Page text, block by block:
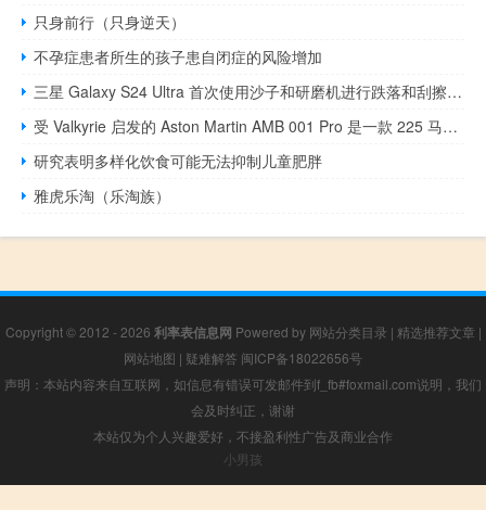
只身前行（只身逆天）
不孕症患者所生的孩子患自闭症的风险增加
三星 Galaxy S24 Ultra 首次使用沙子和研磨机进行跌落和刮擦耐久性测试
受 Valkyrie 启发的 Aston Martin AMB 001 Pro 是一款 225 马力的超级摩托车
研究表明多样化饮食可能无法抑制儿童肥胖
雅虎乐淘（乐淘族）
Copyright © 2012 - 2026 利率表信息网 Powered by 网站分类目录 | 精选推荐文章 |
网站地图 | 疑难解答 闽ICP备18022656号
声明：本站内容来自互联网，如信息有错误可发邮件到f_fb#foxmail.com说明，我们
会及时纠正，谢谢
本站仅为个人兴趣爱好，不接盈利性广告及商业合作
小男孩